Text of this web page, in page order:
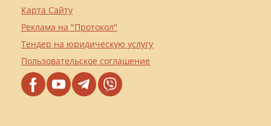
Карта Сайту
Реклама на "Протокол"
Тендер на юридическую услугу
Пользовательское соглашение